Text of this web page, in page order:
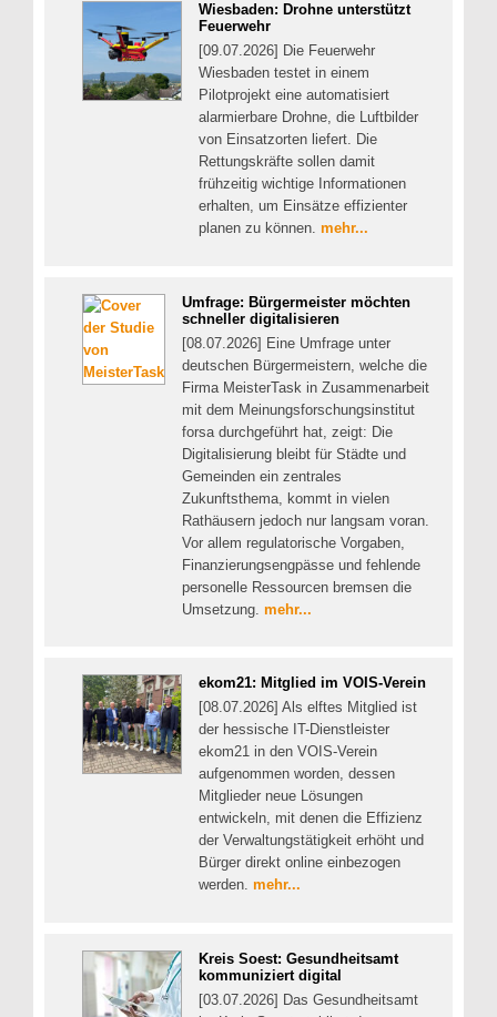
Wiesbaden: Drohne unterstützt
Feuerwehr
[09.07.2026] Die Feuerwehr
Wiesbaden testet in einem
Pilotprojekt eine automatisiert
alarmierbare Drohne, die Luftbilder
von Einsatzorten liefert. Die
Rettungskräfte sollen damit
frühzeitig wichtige Informationen
erhalten, um Einsätze effizienter
planen zu können. mehr...
Umfrage: Bürgermeister möchten
schneller digitalisieren
[08.07.2026] Eine Umfrage unter
deutschen Bürgermeistern, welche die
Firma MeisterTask in Zusammenarbeit
mit dem Meinungsforschungsinstitut
forsa durchgeführt hat, zeigt: Die
Digitalisierung bleibt für Städte und
Gemeinden ein zentrales
Zukunftsthema, kommt in vielen
Rathäusern jedoch nur langsam voran.
Vor allem regulatorische Vorgaben,
Finanzierungsengpässe und fehlende
personelle Ressourcen bremsen die
Umsetzung. mehr...
ekom21: Mitglied im VOIS-Verein
[08.07.2026] Als elftes Mitglied ist
der hessische IT-Dienstleister
ekom21 in den VOIS-Verein
aufgenommen worden, dessen
Mitglieder neue Lösungen
entwickeln, mit denen die Effizienz
der Verwaltungstätigkeit erhöht und
Bürger direkt online einbezogen
werden. mehr...
Kreis Soest: Gesundheitsamt
kommuniziert digital
[03.07.2026] Das Gesundheitsamt